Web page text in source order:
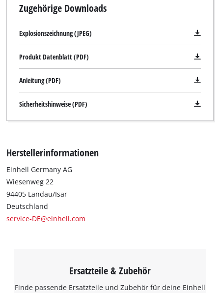
Zugehörige Downloads
Explosionszeichnung (JPEG)
Produkt Datenblatt (PDF)
Anleitung (PDF)
Sicherheitshinweise (PDF)
Herstellerinformationen
Einhell Germany AG
Wiesenweg 22
94405 Landau/Isar
Deutschland
service-DE@einhell.com
Ersatzteile & Zubehör
Finde passende Ersatzteile und Zubehör für deine Einhell